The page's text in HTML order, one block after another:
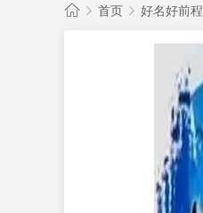
首页 好名好前程